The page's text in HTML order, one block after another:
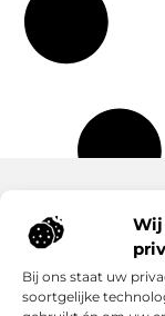
Wij
Bij ons staat uw
soortgelijke
Onze